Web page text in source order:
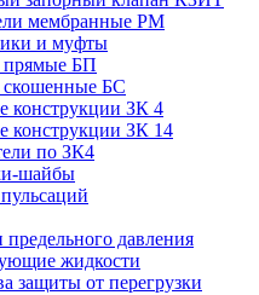
мембранные РМ
и муфты
БП
БС
конструкции ЗК 4
конструкции ЗК 14
по ЗК4
шайбы
предельного давления
жидкости
защиты от перегрузки